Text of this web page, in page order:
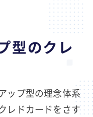
型のクレ
ップ型の理念体系
レドカードをさす